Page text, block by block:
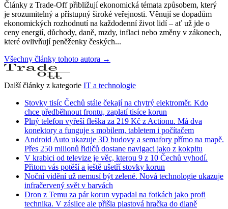
Články z Trade-Off přibližují ekonomická témata způsobem, který
je srozumitelný a přístupný široké veřejnosti. Věnují se dopadům
ekonomických rozhodnutí na každodenní život lidí – ať už jde o
ceny energií, důchody, daně, mzdy, inflaci nebo změny v zákonech,
které ovlivňují peněženky českých...
Všechny články tohoto autora →
Další články z kategorie IT a technologie
Stovky tisíc Čechů stále čekají na chytrý elektroměr. Kdo
chce předběhnout frontu, zaplatí tisíce korun
Plný telefon vyřeší fleška za 219 Kč z Actionu. Má dva
konektory a funguje s mobilem, tabletem i počítačem
Android Auto ukazuje 3D budovy a semafory přímo na mapě.
Přes 250 milionů řidičů dostane navigaci jako z kokpitu
V krabici od televize je věc, kterou 9 z 10 Čechů vyhodí.
Přitom vás potěší a ještě ušetří stovky korun
Noční vidění už nemusí být zelené. Nová technologie ukazuje
infračervený svět v barvách
Dron z Temu za pár korun vypadal na fotkách jako profi
technika. V zásilce ale přišla plastová hračka do dlaně